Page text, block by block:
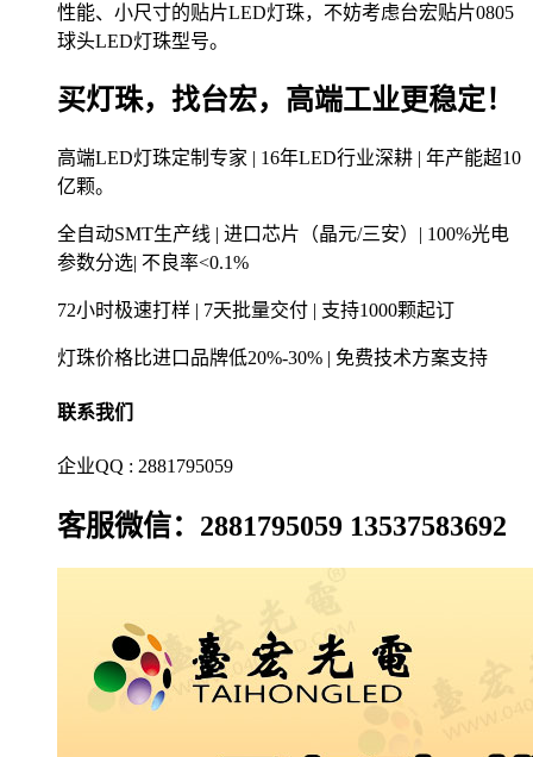
性能、小尺寸的贴片LED灯珠，不妨考虑台宏贴片0805
球头LED灯珠型号。
买灯珠，找台宏，高端工业更稳定！
高端LED灯珠定制专家 | 16年LED行业深耕 | 年产能超10
亿颗。
全自动SMT生产线 | 进口芯片（晶元/三安）| 100%光电
参数分选| 不良率<0.1%
72小时极速打样 | 7天批量交付 | 支持1000颗起订
灯珠价格比进口品牌低20%-30% | 免费技术方案支持
联系我们
企业QQ : 2881795059
客服微信：2881795059 13537583692